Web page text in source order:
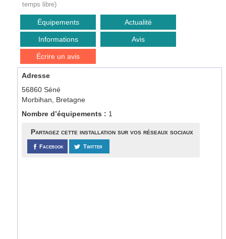
temps libre)
Équipements Actualité
Informations Avis
Écrire un avis
Adresse
56860 Séné
Morbihan, Bretagne
Nombre d’équipements : 1
Partagez cette installation sur vos réseaux sociaux
Facebook Twitter